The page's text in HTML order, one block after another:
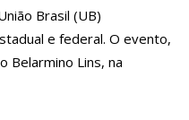
e tratamento
Brasil (UB)
e federal. O evento,
Belarmino Lins, na